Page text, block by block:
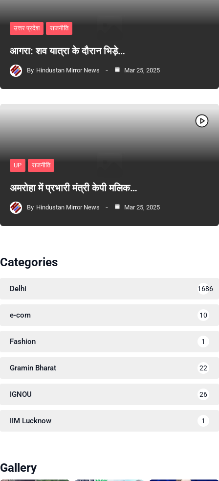
उत्तर प्रदेश राजनीति
आगरा: शव यात्रा के दौरान भिड़े…
By Hindustan Mirror News Mar 25, 2025
UP राजनीति
अमरोहा में प्रभारी मंत्री केपी मलिक…
By Hindustan Mirror News Mar 25, 2025
Categories
Delhi 1686
e-com 10
Fashion 1
Gramin Bharat 22
IGNOU 26
IIM Lucknow 1
Gallery